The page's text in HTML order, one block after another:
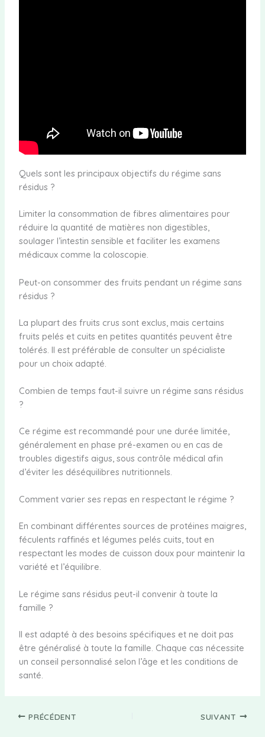
Quels sont les principaux objectifs du régime sans
résidus ?
Limiter la consommation de fibres alimentaires pour
réduire la quantité de matières non digestibles,
soulager l’intestin sensible et faciliter les examens
médicaux comme la coloscopie.
Peut-on consommer des fruits pendant un régime sans
résidus ?
La plupart des fruits crus sont exclus, mais certains
fruits pelés et cuits en petites quantités peuvent être
tolérés. Il est préférable de consulter un spécialiste
pour un choix adapté.
Combien de temps faut-il suivre un régime sans résidus
?
Ce régime est recommandé pour une durée limitée,
généralement en phase pré-examen ou en cas de
troubles digestifs aigus, sous contrôle médical afin
d’éviter les déséquilibres nutritionnels.
Comment varier ses repas en respectant le régime ?
En combinant différentes sources de protéines maigres,
féculents raffinés et légumes pelés cuits, tout en
respectant les modes de cuisson doux pour maintenir la
variété et l’équilibre.
Le régime sans résidus peut-il convenir à toute la
famille ?
Il est adapté à des besoins spécifiques et ne doit pas
être généralisé à toute la famille. Chaque cas nécessite
un conseil personnalisé selon l’âge et les conditions de
santé.
PRÉCÉDENT SUIVANT